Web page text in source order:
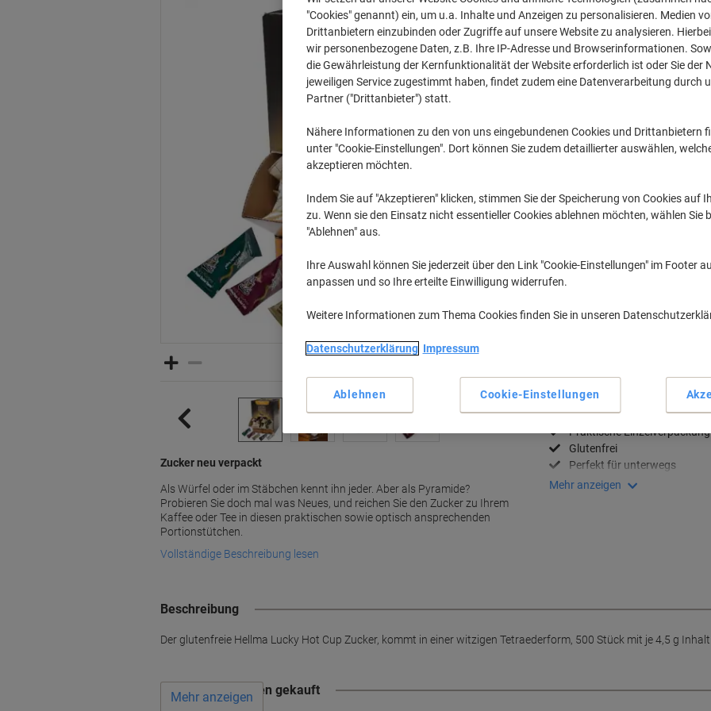
Zucker neu verpackt
Als Würfel oder im Stäbchen kennt ihn jeder. Aber als Pyramide?
Probieren Sie doch mal was Neues, und reichen Sie den Zucker zu Ihrem
Kaffee oder Tee in diesen praktischen sowie optisch ansprechenden
Portionstütchen.
Vollständige Beschreibung lesen
CHF 17.85 pro Pack
Ab 3 Pack
CHF 18.31 inkl. MwSt
CHF 7.93 / kg exkl. MwSt
Menge exkl. MwSt
2Pack CHF 18.85 -
Aktuell verfügbar Lieferung 2-3
Bitte beachten Sie: Dieses
Menge
Zu einer Liste
Haupteigenschaften
Witzige Tetraederform
Praktische Einzelverpackung
Glutenfrei
Perfekt für unterwegs
Mehr anzeigen
Beschreibung
Der glutenfreie Hellma Lucky Hot Cup Zucker, kommt in einer witzigen Tetraederform, 500 Stück mit je 4,5 g Inhalt.
Wird oft zusammen gekauft
Mehr anzeigen
"Cookies" genannt) ein, um u.a. Inhalte und Anzeigen zu personalisieren. Medien
Drittanbietern einzubinden oder Zugriffe auf unsere Website zu analysieren.
wir personenbezogene Daten, z.B. Ihre IP-Adresse und Browserinformationen.
die Gewährleistung der Kernfunktionalität der Website erforderlich ist oder Sie der
jeweiligen Service zugestimmt haben, findet zudem eine Datenverarbeitung durch
Partner ("Drittanbieter") statt.
Nähere Informationen zu den von uns eingebundenen Cookies und Drittanbietern
unter "Cookie-Einstellungen". Dort können Sie zudem detaillierter auswählen,
akzeptieren möchten.
Indem Sie auf "Akzeptieren" klicken, stimmen Sie der Speicherung von Cookies auf
zu. Wenn sie den Einsatz nicht essentieller Cookies ablehnen möchten, wählen Sie
"Ablehnen" aus.
Ihre Auswahl können Sie jederzeit über den Link "Cookie-Einstellungen" im Footer
anpassen und so Ihre erteilte Einwilligung widerrufen.
Weitere Informationen zum Thema Cookies finden Sie in unseren
Datenschutzerklärung Impressum
Cookie-Einstellungen
Ablehnen